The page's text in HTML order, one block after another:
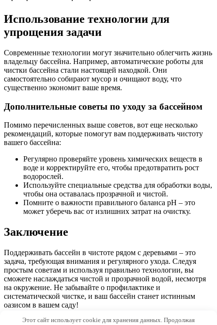
Использование технологии для
упрощения задачи
Современные технологии могут значительно облегчить жизнь
владельцу бассейна. Например, автоматические роботы для
чистки бассейна стали настоящей находкой. Они
самостоятельно собирают мусор и очищают воду, что
существенно экономит ваше время.
Дополнительные советы по уходу за бассейном
Помимо перечисленных выше советов, вот еще несколько
рекомендаций, которые помогут вам поддерживать чистоту
вашего бассейна:
Регулярно проверяйте уровень химических веществ в
воде и корректируйте его, чтобы предотвратить рост
водорослей.
Используйте специальные средства для обработки воды,
чтобы она оставалась прозрачной и чистой.
Помните о важности правильного баланса pH – это
может уберечь вас от излишних затрат на очистку.
Заключение
Поддерживать бассейн в чистоте рядом с деревьями – это
задача, требующая внимания и регулярного ухода. Следуя
простым советам и используя правильно технологии, вы
сможете наслаждаться чистой и прозрачной водой, несмотря
на окружение. Не забывайте о профилактике и
систематической чистке, и ваш бассейн станет истинным
оазисом в вашем саду!
© 2026 Morevdome.com
Этот сайт использует cookie для хранения данных. Продолжая